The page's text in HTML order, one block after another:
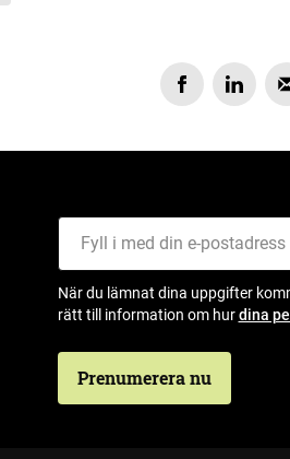
Fyll i med din e-postadress
När du lämnat dina uppgifter
rätt till information om hurdina
Prenumerera nu